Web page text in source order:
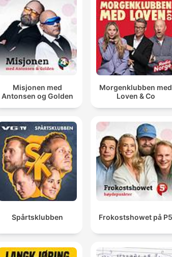
fim do namoro de Franck o motivou a
família.
Viajámos de Lisboa para Izmir
Turquia os tratamentos
de metade do preço do que em
00:11:59 · O narrador explica o
realizada com o seu avô.
A aplicação chama-se Sailor e
com 15% de desconto através
00:13:35 · O apresentador faz uma
de internet para viajantes.
Misjonen med
Antonsen og Golden
Morgenklubben med
Loven & Co
Spårtsklubben Frokostshowet på P5